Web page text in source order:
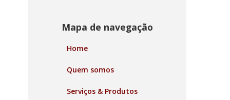
Mapa de navegação
Home
Quem somos
Serviços & Produtos